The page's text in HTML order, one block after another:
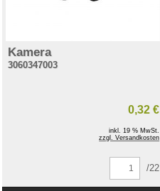
Kamera
3060347003
0,32 €
inkl. 19 % MwSt.
zzgl. Versandkosten
/22